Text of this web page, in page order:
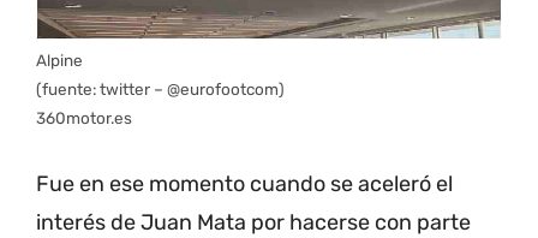
Alpine
(fuente: twitter – @eurofootcom)
360motor.es
Fue en ese momento cuando se aceleró el
interés de Juan Mata por hacerse con parte